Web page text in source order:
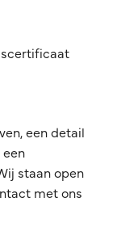
een detail
staan open
met ons